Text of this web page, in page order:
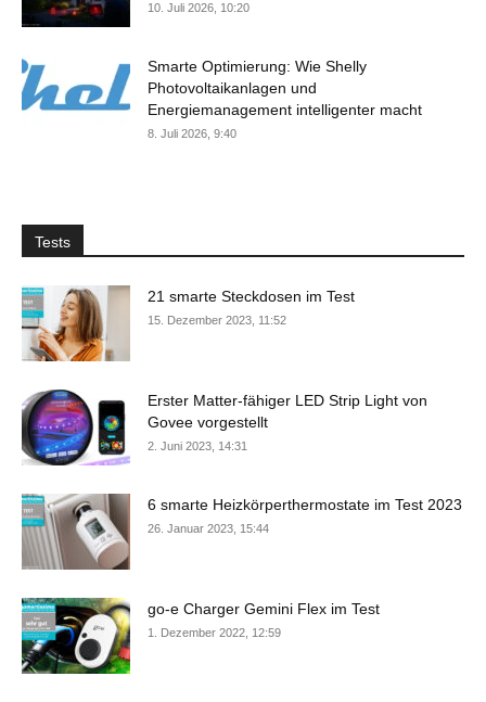
10. Juli 2026, 10:20
Smarte Optimierung: Wie Shelly
Photovoltaikanlagen und
Energiemanagement intelligenter macht
8. Juli 2026, 9:40
Tests
21 smarte Steckdosen im Test
15. Dezember 2023, 11:52
Erster Matter-fähiger LED Strip Light von
Govee vorgestellt
2. Juni 2023, 14:31
6 smarte Heizkörperthermostate im Test 2023
26. Januar 2023, 15:44
go-e Charger Gemini Flex im Test
1. Dezember 2022, 12:59